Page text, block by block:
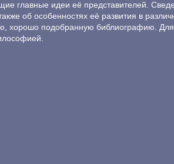
главные идеи её представителей.
об особенностях её развития в
хорошо подобранную библиографию.